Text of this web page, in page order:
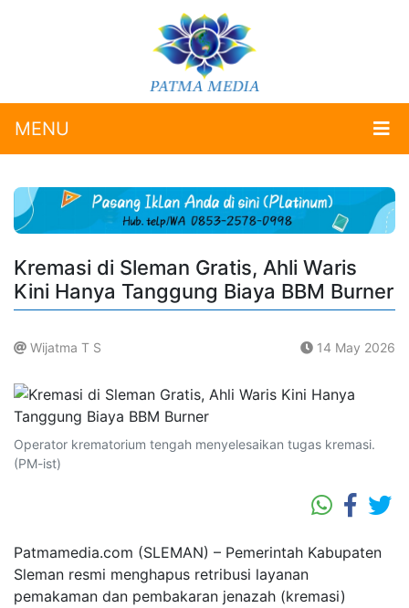
MENU
Kremasi di Sleman Gratis, Ahli Waris
Kini Hanya Tanggung Biaya BBM Burner
Wijatma T S 14 May 2026
Operator krematorium tengah menyelesaikan tugas kremasi.
(PM-ist)
Patmamedia.com (SLEMAN) – Pemerintah Kabupaten
Sleman resmi menghapus retribusi layanan
pemakaman dan pembakaran jenazah (kremasi)